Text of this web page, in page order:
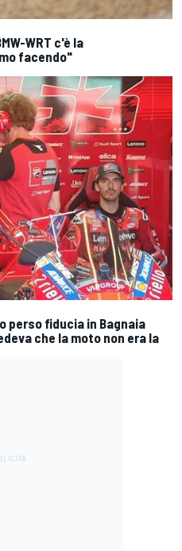
WRT c'è la
facendo"
perso fiducia in Bagnaia
che la moto non era la